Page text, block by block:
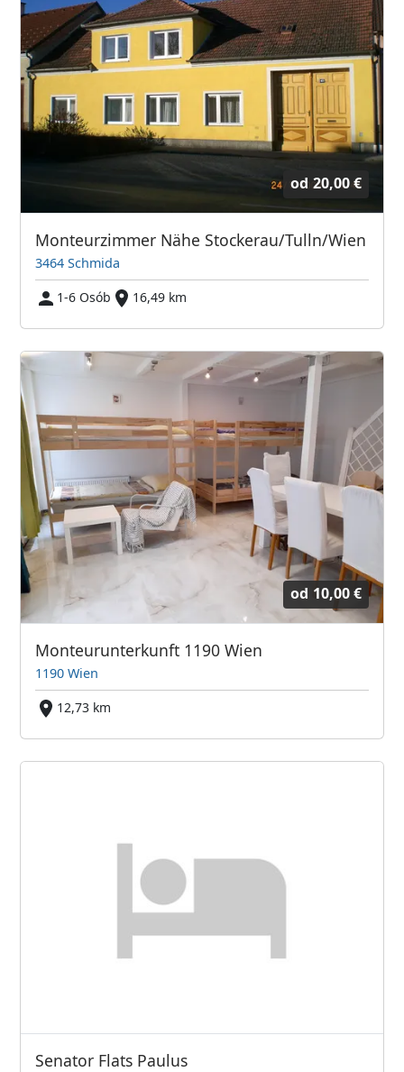
od 20,00 €
Monteurzimmer Nähe Stockerau/Tulln/Wien
3464 Schmida
1-6 Osób
16,49 km
od 10,00 €
Monteurunterkunft 1190 Wien
1190 Wien
12,73 km
Senator Flats Paulus